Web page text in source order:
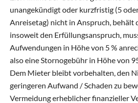
unangekündigt oder kurzfristig (5
Anreisetag) nicht in Anspruch, behält
insoweit den Erfüllungsanspruch,
Aufwendungen in Höhe von 5 %
also eine Stornogebühr in Höhe von
Dem Mieter bleibt vorbehalten, den
geringeren Aufwand / Schaden zu
Vermeidung erheblicher finanzieller